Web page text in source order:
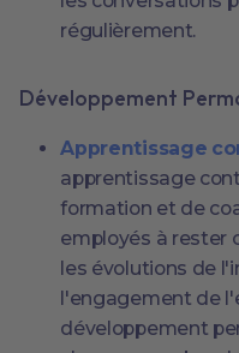
régulièrement.
Développement
Apprentissage
apprentissage
formation et de
employés à rester
les évolutions de
l'engagement de
développement